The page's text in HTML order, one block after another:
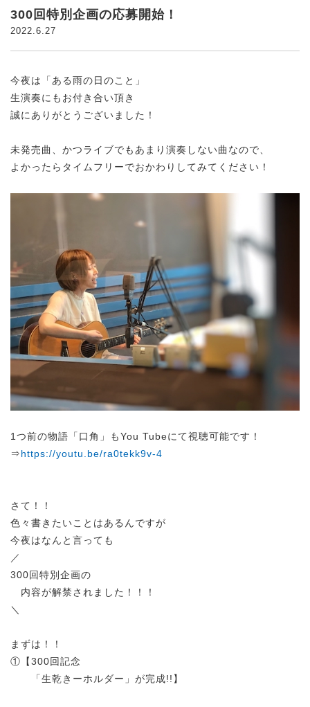
300回特別企画の応募開始！
2022.6.27
今夜は「ある雨の日のこと」
生演奏にもお付き合い頂き
誠にありがとうございました！
未発売曲、かつライブでもあまり演奏しない曲なので、
よかったらタイムフリーでおかわりしてみてください！
1つ前の物語「口角」もYou Tubeにて視聴可能です！
⇒https://youtu.be/ra0tekk9v-4
さて！！
色々書きたいことはあるんですが
今夜はなんと言っても
／
300回特別企画の
内容が解禁されました！！！
＼
まずは！！
①【300回記念
「生乾きーホルダー」が完成!!】